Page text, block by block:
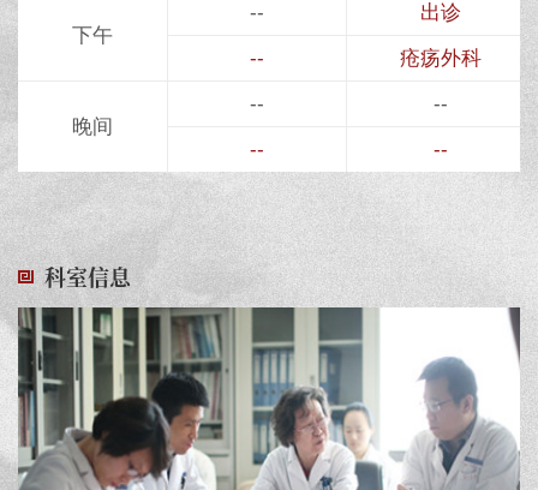
下午
--
出诊
--
疮疡外科
晚间
--
--
--
--
科室信息